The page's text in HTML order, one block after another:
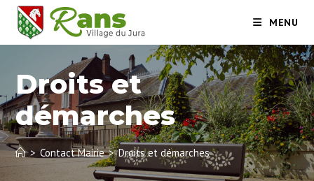
MENU
Droits et
démarches
> Contact Mairie > Droits et démarches